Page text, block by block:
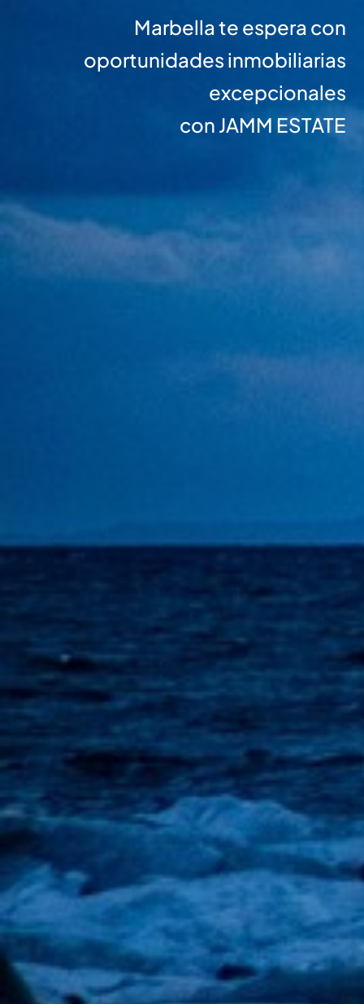
Marbella te espera con
oportunidades inmobiliarias
excepcionales
con JAMM ESTATE